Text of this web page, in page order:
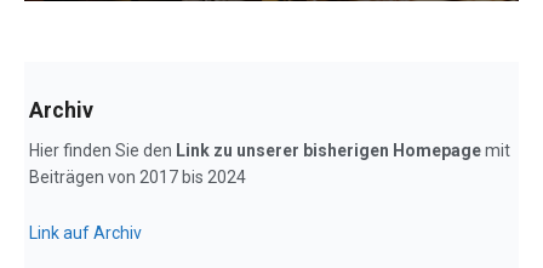
Archiv
Hier finden Sie den Link zu unserer bisherigen Homepagemit
Beiträgen von 2017 bis 2024
Link auf Archiv